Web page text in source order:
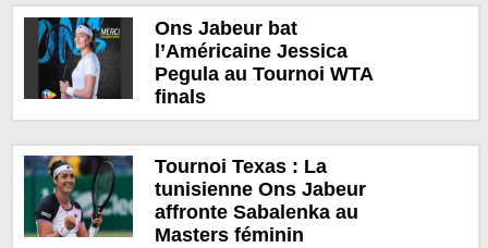
Ons Jabeur bat
l’Américaine Jessica
Pegula au Tournoi WTA
finals
Tournoi Texas : La
tunisienne Ons Jabeur
affronte Sabalenka au
Masters féminin